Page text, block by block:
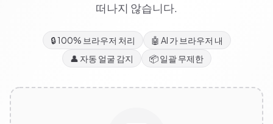
떠나지 않습니다.
🔒100% 브라우저 처리 🤖 AI 가 브라우저 내
👤 자동 얼굴 감지 📦일괄 무제한